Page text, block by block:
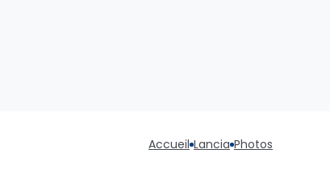
Accueil Lancia Photos